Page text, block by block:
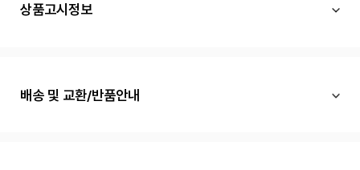
상품고시정보
배송 및 교환/반품안내